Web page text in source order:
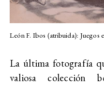
León F. Ibos (atribuida): Juegos
La última fotografía
valiosa colección